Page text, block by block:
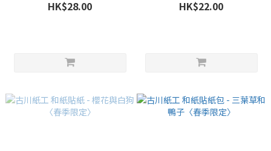
季限定〉
HK$28.00 HK$22.00